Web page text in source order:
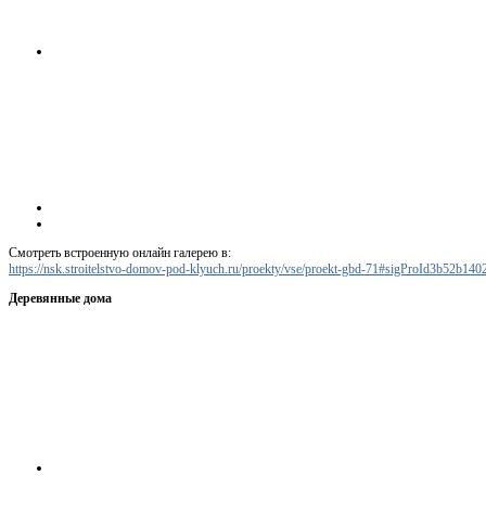
Смотреть встроенную онлайн галерею в:
https://nsk.stroitelstvo-domov-pod-klyuch.ru/proekty/vse/proekt-gbd-
Деревянные дома